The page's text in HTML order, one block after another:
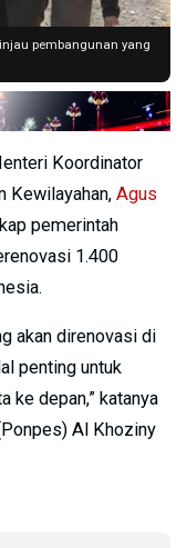
pembangunan yang
Koordinator
Kewilayahan, Agus
pemerintah
1.400
akan direnovasi di
penting untuk
ke depan,” katanya
Al Khoziny